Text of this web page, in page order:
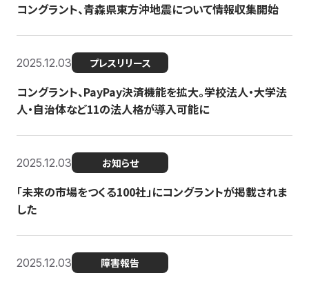
コングラント、青森県東方沖地震について情報収集開始
2025.12.03 プレスリリース
コングラント、PayPay決済機能を拡大。学校法人・大学法
人・自治体など11の法人格が導入可能に
2025.12.03 お知らせ
「未来の市場をつくる100社」にコングラントが掲載されま
した
2025.12.03 障害報告